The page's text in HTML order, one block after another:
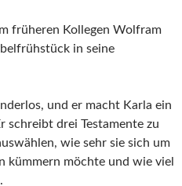
früheren Kollegen Wolfram
in seine
und er macht Karla ein
schreibt drei Testamente zu
wie sehr sie sich um
kümmern möchte und wie viel